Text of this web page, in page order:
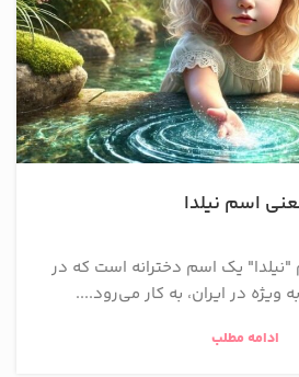
اسم نیلدا
یک اسم دخترانه است که در
ویژه در ایران، به کار می‌رود....
ادامه مطلب